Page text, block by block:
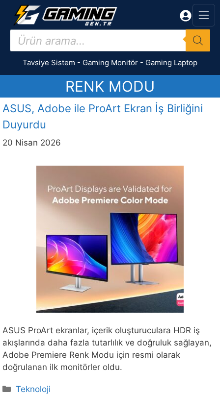
İçeriğe
Products
search
Tavsiye Sistem - Gaming Monitör - Gaming Laptop
RENK MODU
ASUS, Adobe ile ProArt Ekran İş Birliğini
Duyurdu
20 Nisan 2026
ASUS ProArt ekranlar, içerik oluşturuculara HDR iş
akışlarında daha fazla tutarlılık ve doğruluk sağlayan,
Adobe Premiere Renk Modu için resmi olarak
doğrulanan ilk monitörler oldu.
Kategoriler
Teknoloji